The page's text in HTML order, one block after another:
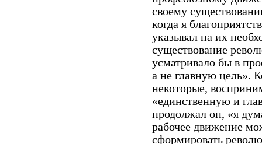
своему
когда я
указывал на их
существование
усматривало бы в
а не главную цель».
некоторые,
«единственную и
продолжал он, «я
рабочее движение
сформировать